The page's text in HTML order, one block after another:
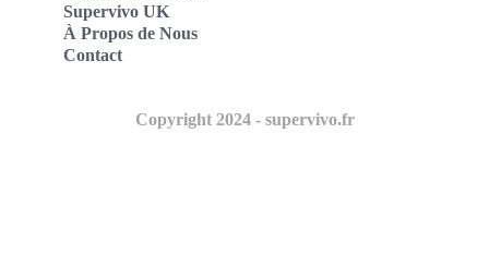
Supervivo UK
À Propos de Nous
Contact
Copyright 2024 - supervivo.fr